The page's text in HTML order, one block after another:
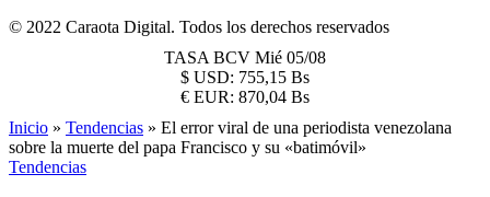
© 2022 Caraota Digital. Todos los derechos reservados
TASA BCV Mié 05/08
$ USD: 755,15 Bs
€ EUR: 870,04 Bs
Inicio » Tendencias » El error viral de una periodista venezolana
sobre la muerte del papa Francisco y su «batimóvil»
Tendencias